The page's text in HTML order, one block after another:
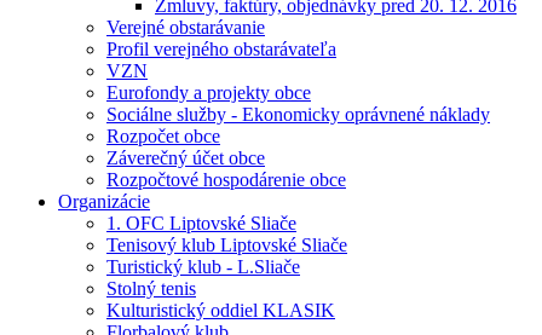
Zmluvy, faktúry, objednávky pred 20. 12. 2016
Verejné obstarávanie
Profil verejného obstarávateľa
VZN
Eurofondy a projekty obce
Sociálne služby - Ekonomicky oprávnené náklady
Rozpočet obce
Záverečný účet obce
Rozpočtové hospodárenie obce
Organizácie
1. OFC Liptovské Sliače
Tenisový klub Liptovské Sliače
Turistický klub - L.Sliače
Stolný tenis
Kulturistický oddiel KLASIK